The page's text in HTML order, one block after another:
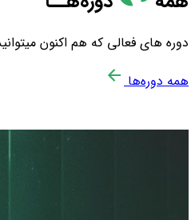
دوره های فعالی که هم اکنون
همه دوره‌ها